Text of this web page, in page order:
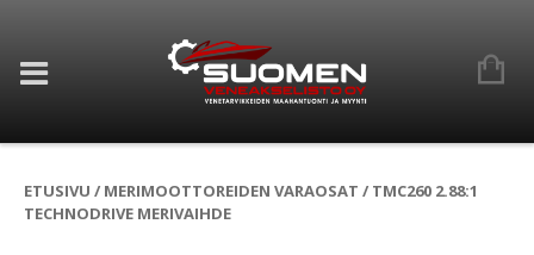
ETUSIVU / MERIMOOTTOREIDEN VARAOSAT / TMC260 2.88:1
TECHNODRIVE MERIVAIHDE